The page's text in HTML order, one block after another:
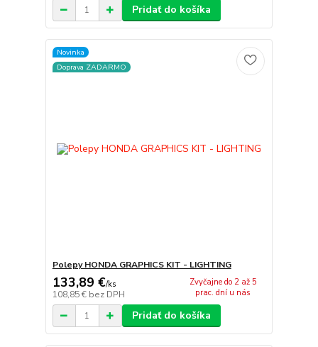
Pridať do košíka
Novinka
Doprava ZADARMO
Polepy HONDA GRAPHICS KIT - LIGHTING
133,89 €/ks
108,85 € bez DPH
Zvyčajne do 2 až 5
prac. dní u nás
Pridať do košíka